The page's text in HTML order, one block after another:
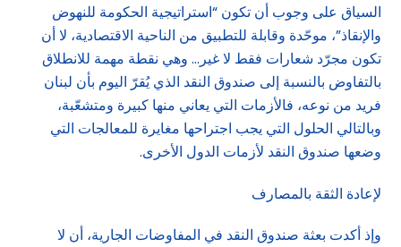
السياق على وجوب أن تكون “استراتيجية الحكومة للنهوض
والإنقاذ”، موحّدة وقابلة للتطبيق من الناحية الاقتصادية، لا أن
تكون مجرّد شعارات فقط لا غير… وهي نقطة مهمة للانطلاق
بالتفاوض بالنسبة إلى صندوق النقد الذي يُقرّ اليوم بأن لبنان
فريد من نوعه، فالأزمات التي يعاني منها كبيرة ومتشعّبة،
وبالتالي الحلول التي يجب اجتراحها مغايرة للمعالجات التي
وضعها صندوق النقد لأزمات الدول الأخرى.
لإعادة الثقة بالمصارف
وإذ أكدت بعثة صندوق النقد في المفاوضات الجارية، أن لا